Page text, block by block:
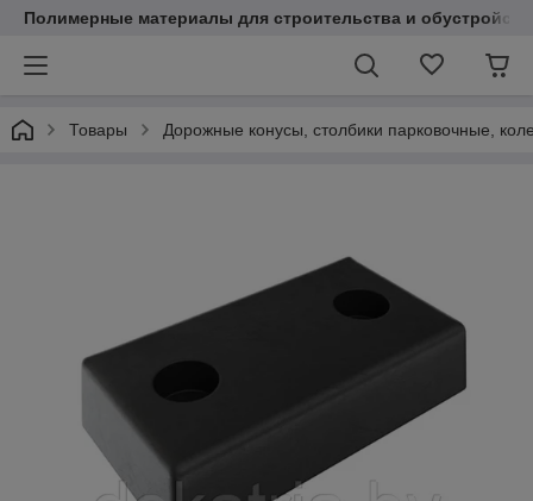
Полимерные материалы для строительства и
Товары Дорожные конусы, столбики парковочные,